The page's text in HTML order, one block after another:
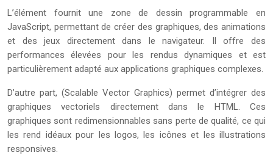
L’élément fournit une zone de dessin programmable en
JavaScript, permettant de créer des graphiques, des animations
et des jeux directement dans le navigateur. Il offre des
performances élevées pour les rendus dynamiques et est
particulièrement adapté aux applications graphiques complexes.
D’autre part, (Scalable Vector Graphics) permet d’intégrer des
graphiques vectoriels directement dans le HTML. Ces
graphiques sont redimensionnables sans perte de qualité, ce qui
les rend idéaux pour les logos, les icônes et les illustrations
responsives.